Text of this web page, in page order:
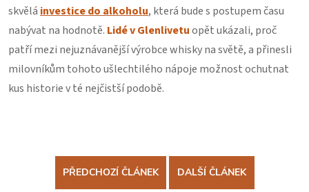
skvělá investice do alkoholu, která bude s postupem času
nabývat na hodnotě. Lidé v Glenlivetuopět ukázali, proč
patří mezi nejuznávanější výrobce whisky na světě, a přinesli
milovníkům tohoto ušlechtilého nápoje možnost ochutnat
kus historie v té nejčistší podobě.
PŘEDCHOZÍ ČLÁNEK DALŠÍ ČLÁNEK